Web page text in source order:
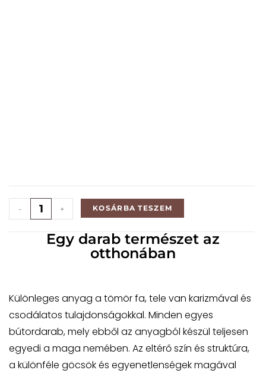
- + KOSÁRBA TESZEM
Egy darab természet az
otthonában
Különleges anyag a tömör fa, tele van karizmával és
csodálatos tulajdonságokkal. Minden egyes
bútordarab, mely ebből az anyagból készül teljesen
egyedi a maga nemében. Az eltérő szín és struktúra,
a különféle göcsök és egyenetlenségek magával